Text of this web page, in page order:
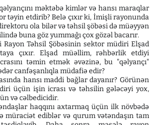
məktəbə kimlər və hansı maraqlar
təyin etdirib? Belə çıxır ki, İmişli rayonunda
ola bilər və təhsil şöbəsi də müəyyən
buna göz yummağı çox gözəl bacarır.
Rayon Təhsil Şöbəsinin sektor müdiri Elşad
çıxır. Elşad müəllim, rəhbərlik etdiyi
təmin etmək əvəzinə, bu "qəlyançı"
canfəşanlıqla müdafiə edir?
hansı maddi bağlar dayanır? Görünən
üçün işin icrası və təhsilin gələcəyi yox,
və cəlbedicidir.
haqqını axtarmaq üçün ilk növbədə
müraciət ediblər və qurum vətəndaşın tam